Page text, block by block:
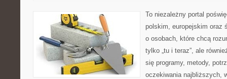
To niezależny portal
polskim, europejskim oraz
o osobach, które chcą
tylko „tu i teraz”, ale
się programy, metody,
oczekiwania najbliższych,